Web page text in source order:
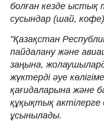
болған кезде
сусындар (шай, кофе)
"Қазақстан
пайдалану және
заңына,
жүктерді әуе
қағидаларына және
құқықтық
ұсынылады.